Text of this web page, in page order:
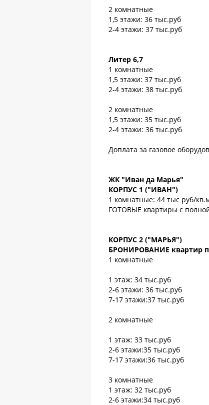
2 комнатные
1,5 этажи: 36 тыс.руб
2-4 этажи: 37 тыс.руб
Литер 6,7
1 комнатные
1,5 этажи: 37 тыс.руб
2-4 этажи: 38 тыс.руб
2 комнатные
1,5 этажи: 35 тыс.руб
2-4 этажи: 36 тыс.руб
Доплата за газовое
ЖК "Иван да Марья"
КОРПУС 1 ("ИВАН")
1 комнатные: 44 тыс руб/
ГОТОВЫЕ квартиры с
КОРПУС 2 ("МАРЬЯ")
БРОНИРОВАНИЕ квартир
1 комнатные
1 этаж: 34 тыс.руб
2-6 этажи: 36 тыс.руб
7-17 этажи:37 тыс.руб
2 комнатные
1 этаж: 33 тыс.руб
2-6 этажи:35 тыс.руб
7-17 этажи:36 тыс.руб
3 комнатные
1 этаж: 32 тыс.руб
2-6 этажи:34 тыс.руб